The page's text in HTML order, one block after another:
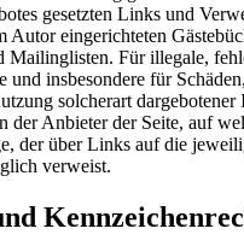
gesetzten Links und
Autor eingerichteten
Mailinglisten. Für illegale,
und insbesondere für
solcherart dargebotener
der Anbieter der Seite, auf
der über Links auf die
verweist.